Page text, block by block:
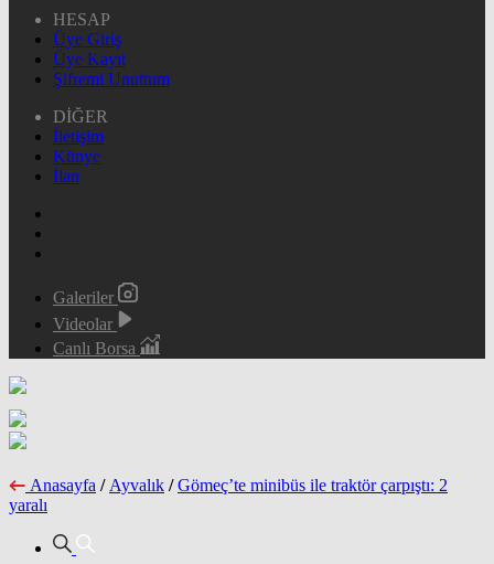
HESAP
Üye Giriş
Üye Kayıt
Şifremi Unuttum
DİĞER
İletişim
Künye
İlan
Galeriler
Videolar
Canlı Borsa
Anasayfa / Ayvalık / Gömeç’te minibüs ile traktör çarpıştı: 2
yaralı